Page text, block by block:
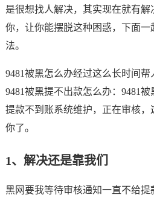
是很想找人解决，其实现在就有解
你，让你能摆脱这种困惑，下面
法。
9481被黑怎么办经过这么长时间
9481被黑提不出款怎么办：9481
提款不到账系统维护，正在审核
你了。
1、解决还是靠我们
黑网要我等待审核通知一直不给提